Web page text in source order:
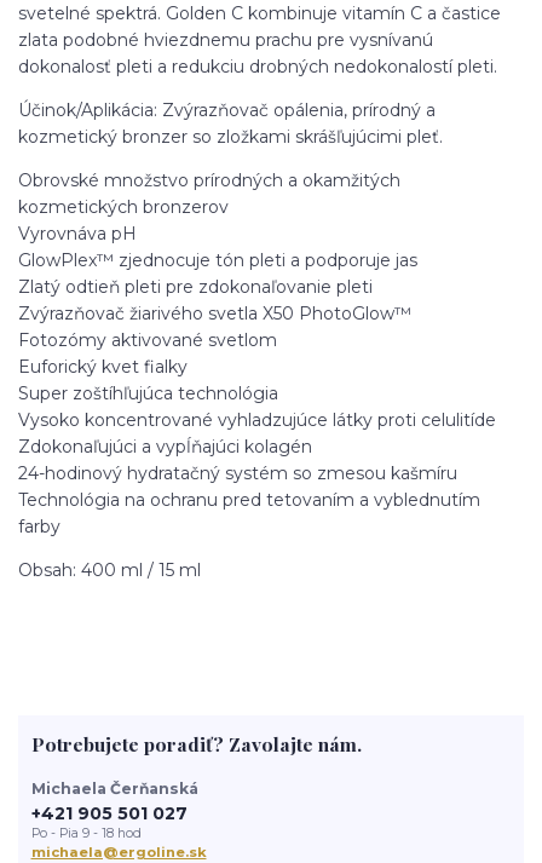
svetelné spektrá. Golden C kombinuje vitamín C a častice
zlata podobné hviezdnemu prachu pre vysnívanú
dokonalosť pleti a redukciu drobných nedokonalostí pleti.
Účinok/Aplikácia: Zvýrazňovač opálenia, prírodný a
kozmetický bronzer so zložkami skrášľujúcimi pleť.
Obrovské množstvo prírodných a okamžitých
kozmetických bronzerov
Vyrovnáva pH
GlowPlex™ zjednocuje tón pleti a podporuje jas
Zlatý odtieň pleti pre zdokonaľovanie pleti
Zvýrazňovač žiarivého svetla X50 PhotoGlow™
Fotozómy aktivované svetlom
Euforický kvet fialky
Super zoštíhľujúca technológia
Vysoko koncentrované vyhladzujúce látky proti celulitíde
Zdokonaľujúci a vypĺňajúci kolagén
24-hodinový hydratačný systém so zmesou kašmíru
Technológia na ochranu pred tetovaním a vyblednutím
farby
Obsah: 400 ml / 15 ml
Potrebujete poradiť? Zavolajte nám.
Michaela Čerňanská
+421 905 501 027
Po - Pia 9 - 18 hod
michaela@ergoline.sk